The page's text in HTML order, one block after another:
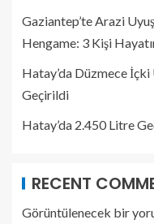
Gaziantep’te Arazi
Hengame: 3 Kişi
Hatay’da Düzmece
Geçirildi
Hatay’da 2.450 Litre
RECENT
Görüntülenecek bir